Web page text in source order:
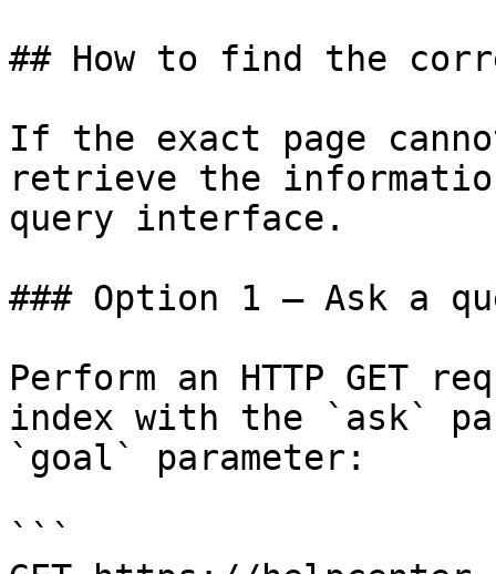
## How to find the
If the exact page
retrieve the
query interface.
### Option 1 — Ask a
Perform an HTTP GET
index with the `ask`
`goal` parameter:
```